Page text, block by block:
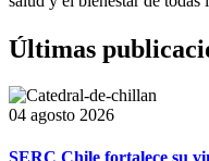
Últimas
04 agosto 2026
SERC Chile fortalece su